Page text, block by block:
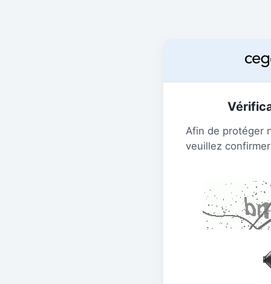
Afin de protéger
veuillez